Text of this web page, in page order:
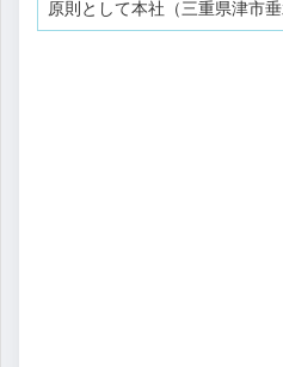
原則として本社（三重県津市